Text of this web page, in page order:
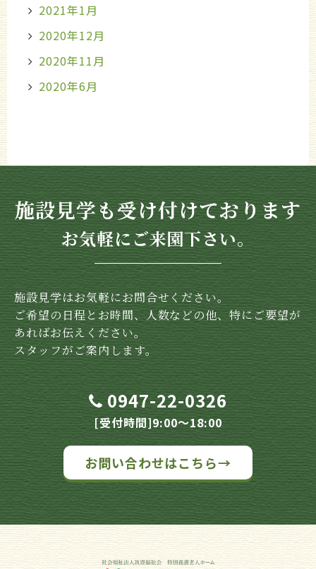
2021年1月
2020年12月
2020年11月
2020年6月
施設見学も受け付けております
お気軽にご来園下さい。
施設見学はお気軽にお問合せください。
ご希望の日程とお時間、人数などの他、特にご要望が
あればお伝えください。
スタッフがご案内します。
0947-22-0326
[受付時間]9:00～18:00
お問い合わせはこちら→